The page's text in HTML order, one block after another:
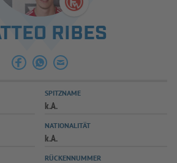
SPIELPLUS
RIBES
SPITZNAME
k.A.
NATIONALITÄT
k.A.
RÜCKENNUMMER